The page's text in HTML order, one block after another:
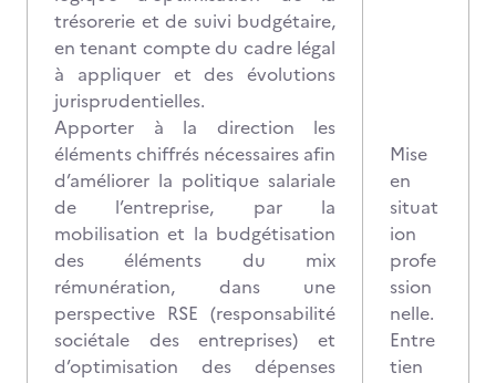
trésorerie et de suivi budgétaire,
en tenant compte du cadre légal
à appliquer et des évolutions
jurisprudentielles.
Apporter à la direction les
éléments chiffrés nécessaires afin
d’améliorer la politique salariale
de l’entreprise, par la
mobilisation et la budgétisation
des éléments du mix
rémunération, dans une
perspective RSE (responsabilité
sociétale des entreprises) et
d’optimisation des dépenses
Mise
en
situat
ion
profe
ssion
nelle.
Entre
tien